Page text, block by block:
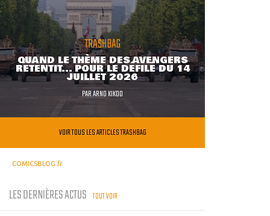
TRASHBAG
QUAND LE THÈME DES AVENGERS
RETENTIT... POUR LE DÉFILÉ DU 14
JUILLET 2026
PARARNO KIKOO
VOIR TOUS LES ARTICLES TRASHBAG
COMICSBLOG.fr
LES DERNIÈRES ACTUS TOUT VOIR